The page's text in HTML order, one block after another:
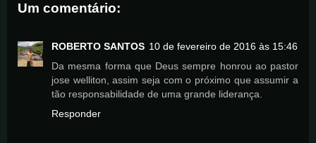
Um comentário:
ROBERTO SANTOS 10 de fevereiro de 2016 às 15:46
Da mesma forma que Deus sempre honrou ao pastor
jose welliton, assim seja com o próximo que assumir a
tão responsabilidade de uma grande liderança.
Responder